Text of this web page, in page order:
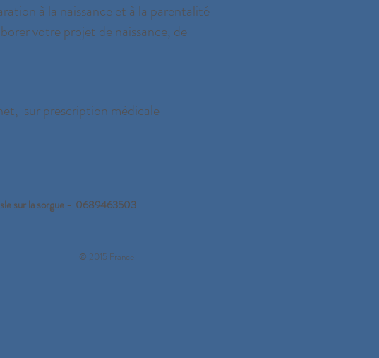
à la naissance et à la parentalité
votre projet de naissance, de
sur prescription médicale
sur la sorgue - 0689463503
© 2015 France